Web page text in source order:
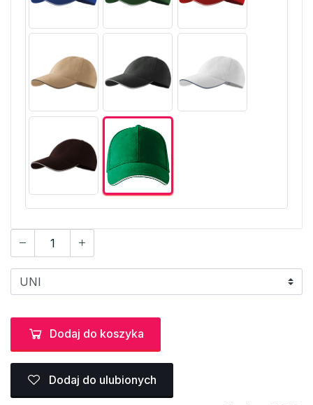
Dodaj do koszyka
Dodaj do ulubionych